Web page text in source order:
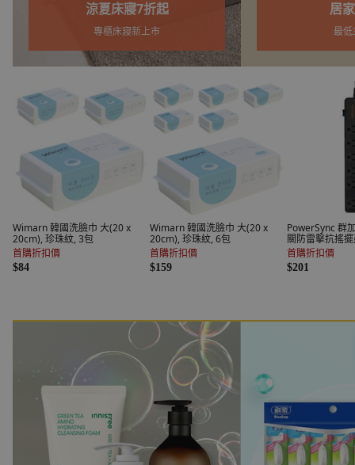
居家裝飾
最低3折起
室內
煥新
Wimarn 韓國洗臉巾 大(20 x
20cm), 珍珠紋, 3包
首購折扣價
$84
Wimarn 韓國洗臉巾 大(20 x
20cm), 珍珠紋, 6包
首購折扣價
$159
PowerSync 群
關防雷擊抗搖
條
首購折扣價
$201